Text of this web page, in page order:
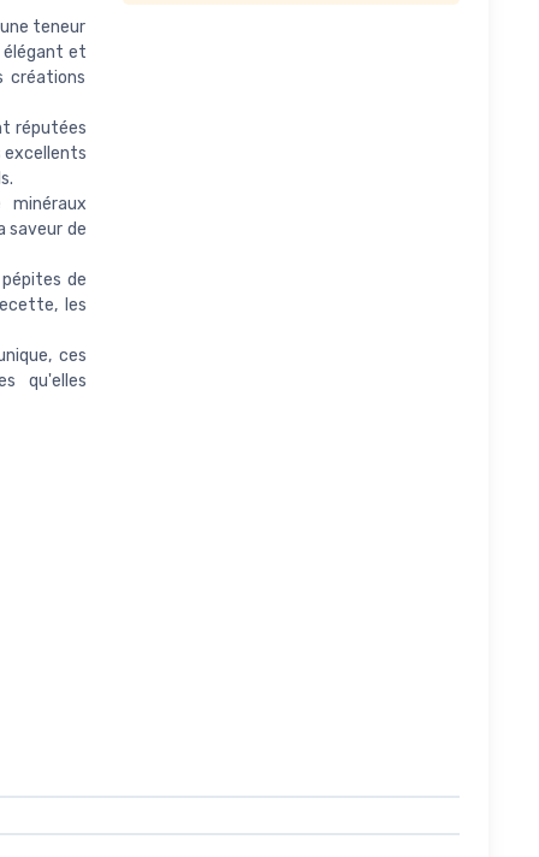
teneur
élégant et
créations
réputées
excellents
saveur de
de
les
ces
qu'elles